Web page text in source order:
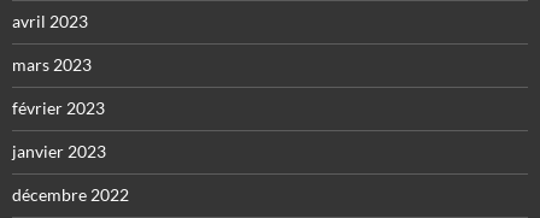
avril 2023
mars 2023
février 2023
janvier 2023
décembre 2022